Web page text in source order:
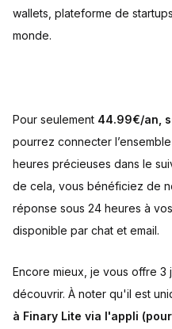
wallets, plateforme de
monde.
Pour seulement 44.99€/an,
pourrez connecter
heures précieuses dans le
de cela, vous bénéficiez de
réponse sous 24 heures à
disponible par chat et email.
Encore mieux, je vous offre 3
découvrir. À noter qu'il est
à Finary Lite via l'appli